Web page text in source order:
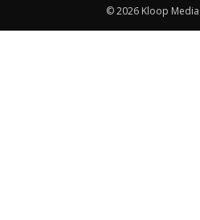
© 2026 Kloop